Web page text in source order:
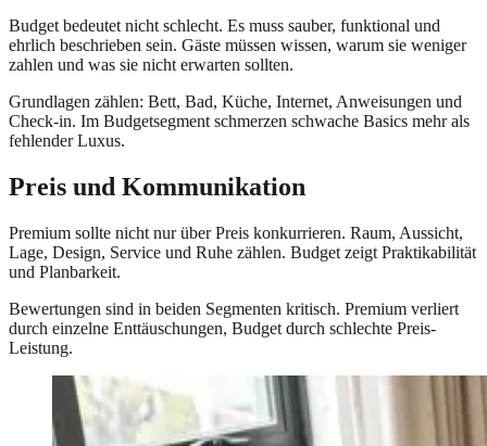
Budget bedeutet nicht schlecht. Es muss sauber, funktional und
ehrlich beschrieben sein. Gäste müssen wissen, warum sie weniger
zahlen und was sie nicht erwarten sollten.
Grundlagen zählen: Bett, Bad, Küche, Internet, Anweisungen und
Check-in. Im Budgetsegment schmerzen schwache Basics mehr als
fehlender Luxus.
Preis und Kommunikation
Premium sollte nicht nur über Preis konkurrieren. Raum, Aussicht,
Lage, Design, Service und Ruhe zählen. Budget zeigt Praktikabilität
und Planbarkeit.
Bewertungen sind in beiden Segmenten kritisch. Premium verliert
durch einzelne Enttäuschungen, Budget durch schlechte Preis-
Leistung.